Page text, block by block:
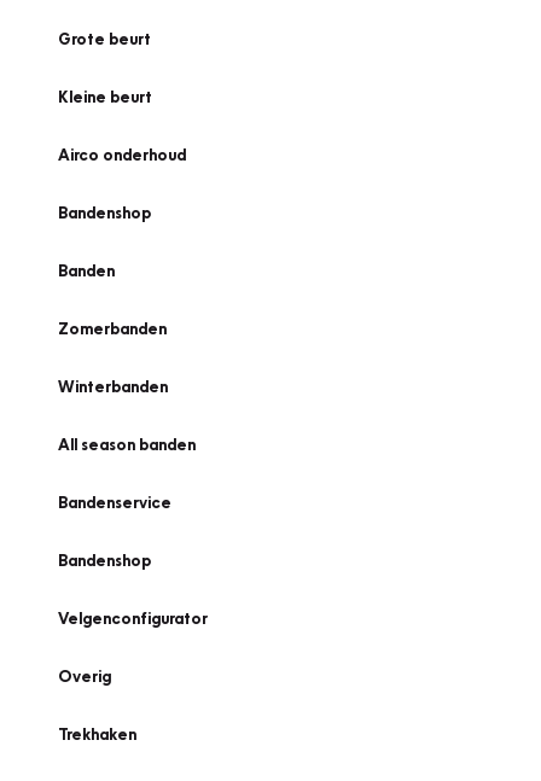
Grote beurt
Kleine beurt
Airco onderhoud
Bandenshop
Banden
Zomerbanden
Winterbanden
All season banden
Bandenservice
Bandenshop
Velgenconfigurator
Overig
Trekhaken